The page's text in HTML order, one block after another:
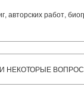
авторских работ,
НЕКОТОРЫЕ